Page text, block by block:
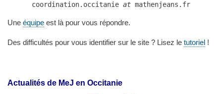
coordination.occitanie at mathenjeans.fr
Une équipe est là pour vous répondre.
Des difficultés pour vous identifier sur le site ? Lisez le tutoriel !
Actualités de MeJ en Occitanie